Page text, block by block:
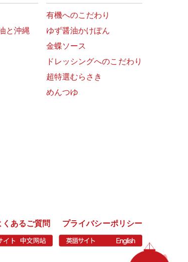
と沖縄
有機へのこだわり
ゆず醤油かけぽん
金蝶ソース
ドレッシングへのこだわり
超特選むらさき
めんつゆ
くあるご質問 プライバシーポリシー